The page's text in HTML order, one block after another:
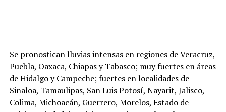
Se pronostican lluvias intensas en regiones de Veracruz,
Puebla, Oaxaca, Chiapas y Tabasco; muy fuertes en áreas
de Hidalgo y Campeche; fuertes en localidades de
Sinaloa, Tamaulipas, San Luis Potosí, Nayarit, Jalisco,
Colima, Michoacán, Guerrero, Morelos, Estado de